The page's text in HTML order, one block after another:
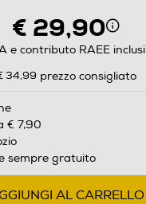
€ 29,90
e contributo RAEE inclusi
34,99 prezzo consigliato
€ 7,90
sempre gratuito
AL CARRELLO